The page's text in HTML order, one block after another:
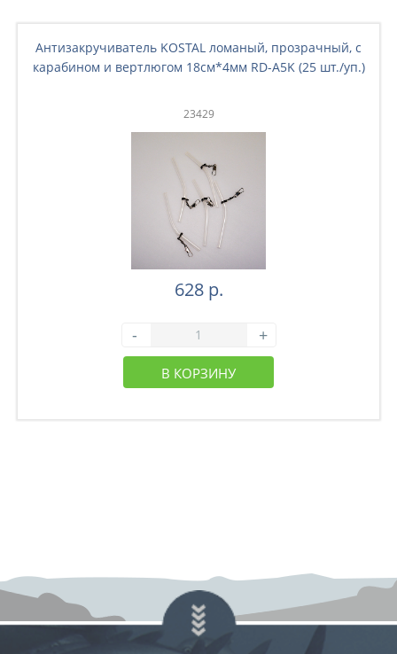
Антизакручиватель KOSTAL ломаный, прозрачный, с
карабином и вертлюгом 18см*4мм RD-A5K (25 шт./уп.)
23429
628 р.
- +
В КОРЗИНУ